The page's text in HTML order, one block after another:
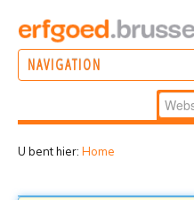
NAVIGATION
Zoek
U bent hier: Home